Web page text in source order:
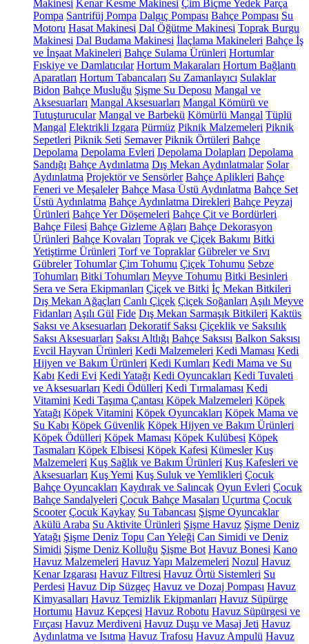
Makinesi Kenar Kesme Makinesi Çim Biçme Yedek Parça
Pompa Santrifüj Pompa Dalgıç Pompası Bahçe Pompası Su
Motoru Hasat Makinesi Dal Öğütme Makinesi Toprak Burgu
Makinesi Dal Budama Makinesi İlaçlama Makineleri Bahçe İş
ve İnşaat Makineleri Bahçe Sulama Ürünleri Hortumlar
Fıskiye ve Damlatıcılar Hortum Makaraları Hortum Bağlantı
Aparatları Hortum Tabancaları Su Zamanlayıcı Sulaklar
Bidon Bahçe Musluğu Şişme Su Deposu Mangal ve
Aksesuarları Mangal Aksesuarları Mangal Kömürü ve
Tutuşturucular Mangal ve Barbekü Kömürlü Mangal Tüplü
Mangal Elektrikli Izgara Pürmüz Piknik Malzemeleri Piknik
Sepetleri Piknik Seti Semaver Piknik Örtüleri Bahçe
Depolama Depolama Evleri Depolama Dolapları Depolama
Sandığı Bahçe Aydınlatma Dış Mekan Aydınlatmalar Solar
Aydınlatma Projektör ve Sensörler Bahçe Aplikleri Bahçe
Feneri ve Meşaleler Bahçe Masa Üstü Aydınlatma Bahçe Set
Üstü Aydınlatma Bahçe Aydınlatma Direkleri Bahçe Peyzaj
Ürünleri Bahçe Yer Döşemeleri Bahçe Çit ve Bordürleri
Bahçe Filesi Bahçe Gizleme Ağları Bahçe Dekorasyon
Ürünleri Bahçe Kovaları Toprak ve Çiçek Bakımı Bitki
Yetiştirme Ürünleri Torf ve Topraklar Gübreler ve Sıvı
Gübreler Tohumlar Çim Tohumu Çiçek Tohumu Sebze
Tohumları Bitki Tohumları Meyve Tohumu Bitki Besinleri
Sera ve Sera Ekipmanları Çiçek ve Bitki İç Mekan Bitkileri
Dış Mekan Ağaçları Canlı Çiçek Çiçek Soğanları Aşılı Meyve
Fidanları Aşılı Gül Fide Dış Mekan Sarmaşık Bitkileri Kaktüs
Saksı ve Aksesuarları Dekoratif Saksı Çiçeklik ve Saksılık
Saksı Aksesuarları Saksı Altlığı Bahçe Saksısı Balkon Saksısı
Evcil Hayvan Ürünleri Kedi Malzemeleri Kedi Maması Kedi
Hijyen ve Bakım Ürünleri Kedi Kumları Kedi Mama ve Su
Kabı Kedi Evi Kedi Yatağı Kedi Oyuncakları Kedi Tuvaleti
ve Aksesuarları Kedi Ödülleri Kedi Tırmalaması Kedi
Vitamini Kedi Taşıma Çantası Köpek Malzemeleri Köpek
Yatağı Köpek Vitamini Köpek Oyuncakları Köpek Mama ve
Su Kabı Köpek Güvenlik Köpek Hijyen ve Bakım Ürünleri
Köpek Ödülleri Köpek Maması Köpek Kulübesi Köpek
Tasmaları Köpek Elbisesi Köpek Kafesi Kümesler Kuş
Malzemeleri Kuş Sağlık ve Bakım Ürünleri Kuş Kafesleri ve
Aksesuarları Kuş Yemi Kuş Suluk ve Yemlikleri Çocuk
Bahçe Oyuncakları Kaydırak ve Salıncak Oyun Evleri Çocuk
Bahçe Sandalyeleri Çocuk Bahçe Masaları Uçurtma Çocuk
Scooter Çocuk Kaykay Su Tabancası Şişme Oyuncaklar
Akülü Araba Su Aktivite Ürünleri Şişme Havuz Şişme Deniz
Yatağı Şişme Deniz Topu Can Yeleği Can Simidi ve Deniz
Simidi Şişme Deniz Kolluğu Şişme Bot Havuz Bonesi Kano
Havuz Malzemeleri Havuz Yapı Malzemeleri Nozul Havuz
Kenar Izgarası Havuz Filtresi Havuz Örtü Sistemleri Su
Perdesi Havuz Dip Süzgeç Havuz ve Dozaj Pompası Havuz
Kimyasalları Havuz Temizlik Ekipmanları Havuz Süpürge
Hortumu Havuz Kepçesi Havuz Robotu Havuz Süpürgesi ve
Fırçası Havuz Merdiveni Havuz Duşu ve Masaj Jeti Havuz
Aydınlatma ve Isıtma Havuz Trafosu Havuz Ampulü Havuz